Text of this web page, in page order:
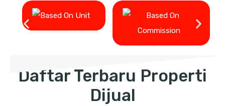
Daftar Terbaru Properti
Dijual